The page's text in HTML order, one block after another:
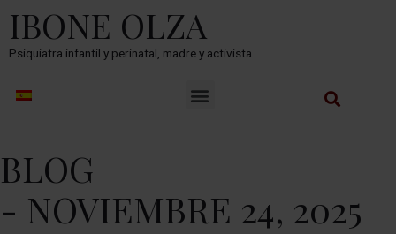
IBONE OLZA
Psiquiatra infantil y perinatal, madre y activista
BLOG
- NOVIEMBRE 24, 2025